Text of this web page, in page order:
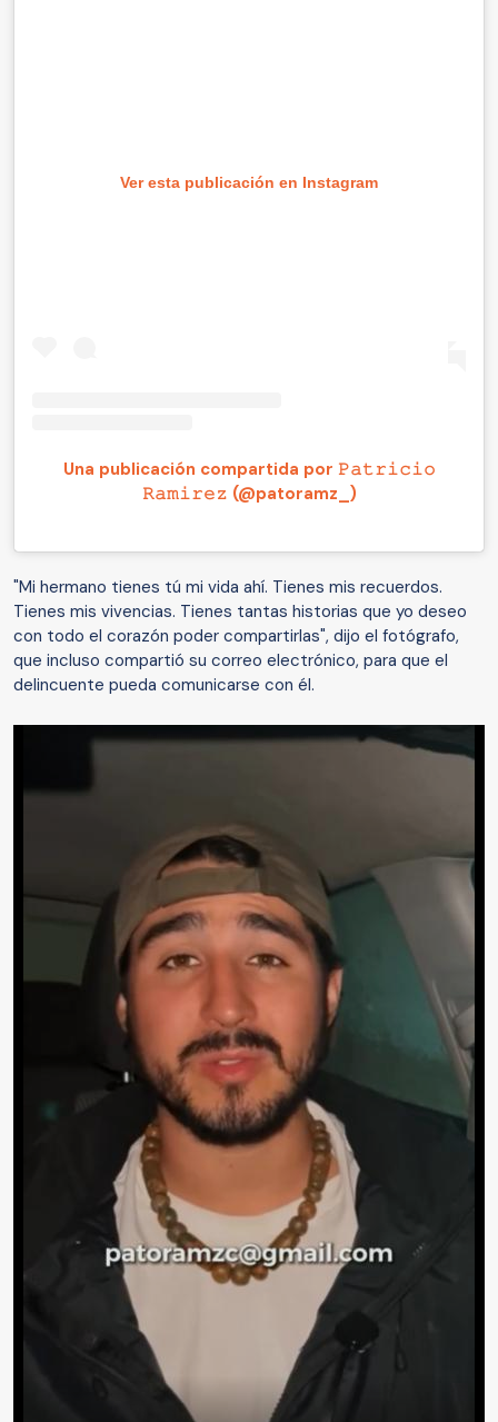
Ver esta publicación en Instagram
Una publicación compartida por 𝙿𝚊𝚝𝚛𝚒𝚌𝚒𝚘
𝚁𝚊𝚖𝚒𝚛𝚎𝚣 (@patoramz_)
"Mi hermano tienes tú mi vida ahí. Tienes mis recuerdos.
Tienes mis vivencias. Tienes tantas historias que yo deseo
con todo el corazón poder compartirlas", dijo el fotógrafo,
que incluso compartió su correo electrónico, para que el
delincuente pueda comunicarse con él.